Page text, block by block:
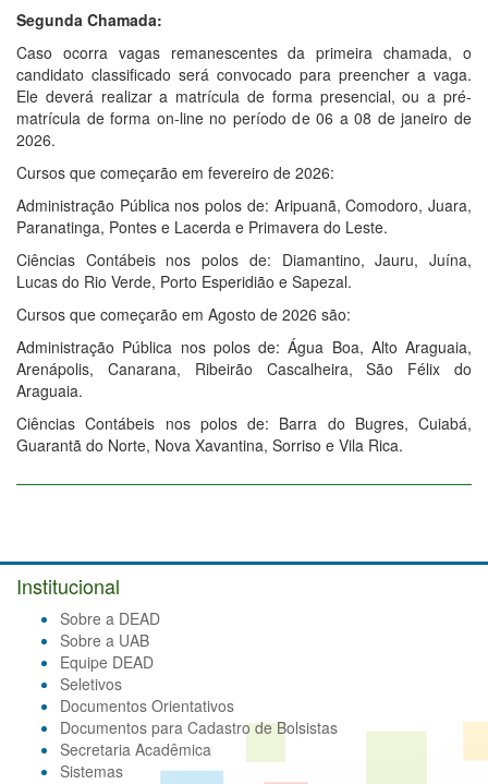
Segunda Chamada:
Caso ocorra vagas remanescentes da primeira chamada, o
candidato classificado será convocado para preencher a vaga.
Ele deverá realizar a matrícula de forma presencial, ou a pré-
matrícula de forma on-line no período de 06 a 08 de janeiro de
2026.
Cursos que começarão em fevereiro de 2026:
Administração Pública nos polos de: Aripuanã, Comodoro, Juara,
Paranatinga, Pontes e Lacerda e Primavera do Leste.
Ciências Contábeis nos polos de: Diamantino, Jauru, Juína,
Lucas do Rio Verde, Porto Esperidião e Sapezal.
Cursos que começarão em Agosto de 2026 são:
Administração Pública nos polos de: Água Boa, Alto Araguaia,
Arenápolis, Canarana, Ribeirão Cascalheira, São Félix do
Araguaia.
Ciências Contábeis nos polos de: Barra do Bugres, Cuiabá,
Guarantã do Norte, Nova Xavantina, Sorriso e Vila Rica.
Institucional
Sobre a DEAD
Sobre a UAB
Equipe DEAD
Seletivos
Documentos Orientativos
Documentos para Cadastro de Bolsistas
Secretaria Acadêmica
Sistemas